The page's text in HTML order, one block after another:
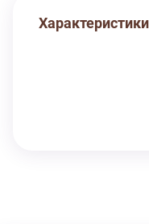
Характеристики